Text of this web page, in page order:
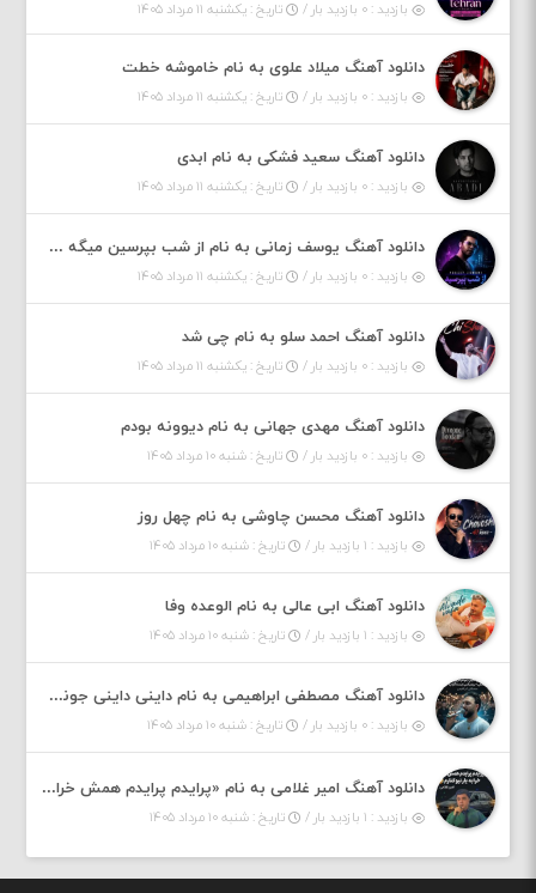
بازدید : ۰ بازدید بار / تاریخ : یکشنبه ۱۱ مرداد ۱۴۰۵
دانلود آهنگ میلاد علوی به نام خاموشه خطت
بازدید : ۰ بازدید بار / تاریخ : یکشنبه ۱۱ مرداد ۱۴۰۵
دانلود آهنگ سعید فشکی به نام ابدی
بازدید : ۰ بازدید بار / تاریخ : یکشنبه ۱۱ مرداد ۱۴۰۵
دانلود آهنگ یوسف زمانی به نام از شب بپرسین میگه چه روزگاری دارم
بازدید : ۰ بازدید بار / تاریخ : یکشنبه ۱۱ مرداد ۱۴۰۵
دانلود آهنگ احمد سلو به نام چی شد
بازدید : ۰ بازدید بار / تاریخ : یکشنبه ۱۱ مرداد ۱۴۰۵
دانلود آهنگ مهدی جهانی به نام دیوونه بودم
بازدید : ۰ بازدید بار / تاریخ : شنبه ۱۰ مرداد ۱۴۰۵
دانلود آهنگ محسن چاوشی به نام چهل روز
بازدید : ۱ بازدید بار / تاریخ : شنبه ۱۰ مرداد ۱۴۰۵
دانلود آهنگ ابی عالی به نام الوعده وفا
بازدید : ۱ بازدید بار / تاریخ : شنبه ۱۰ مرداد ۱۴۰۵
دانلود آهنگ مصطفی ابراهیمی به نام داینی داینی جونم قربون پنج تیر پرونم
بازدید : ۰ بازدید بار / تاریخ : شنبه ۱۰ مرداد ۱۴۰۵
دانلود آهنگ امیر غلامی به نام «پرایدم پرایدم همش خرابه یار نیو کنارم دیگه پولی نداروم (ریمیکس اینستاگرام)»
بازدید : ۱ بازدید بار / تاریخ : شنبه ۱۰ مرداد ۱۴۰۵